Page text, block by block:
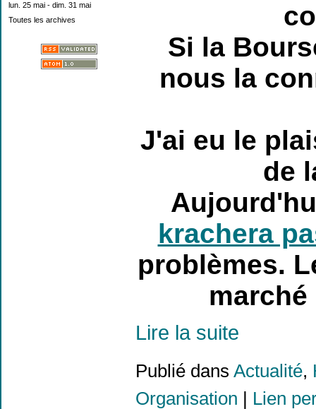
lun. 25 mai - dim. 31 mai
Toutes les archives
Si la
nous la
J'ai eu le
de
A
krachera
problèmes.
Lire la suite
Publié dans Actualité,
Organisation
Lien